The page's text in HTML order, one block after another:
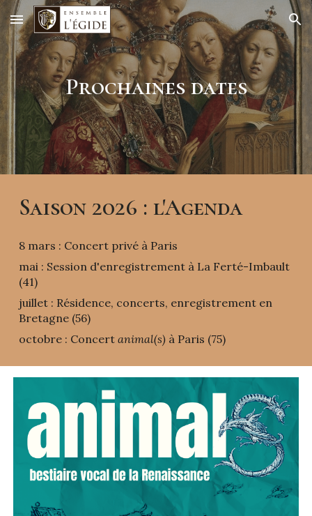
Skip to main content Skip to navigation
Prochaines dates
Saison 2026 : l'Agenda
8 mars : Concert privé à Paris
mai : Session d'enregistrement à La Ferté-Imbault
(41)
juillet : Résidence, concerts, enregistrement en
Bretagne (56)
octobre : Concertanimal(s) à Paris (75)